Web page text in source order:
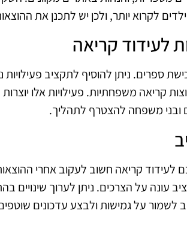
לקרוא יותר, ולכן יש לתכנן את
לעידוד קריאה
ספרים. ניתן להוסיף לתקציב
קריאה משפחתיות. פעילויות אלו יוצרות
ובני משפחה להצטרף לתהליך.
קריאה חשוב לעקוב אחרי
עונה על הצרכים. ניתן לערוך שינויים
לשמור על גמישות ולבצע עדכונים